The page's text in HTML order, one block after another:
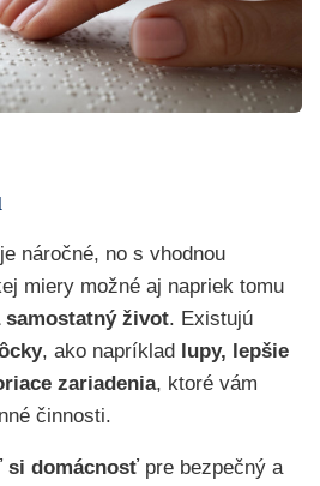
náročné, no s vhodnou
miery možné aj napriek tomu
život. Existujú
, ako napríklad lupy, lepšie
zariadenia, ktoré vám
činnosti.
si domácnosťpre bezpečný a